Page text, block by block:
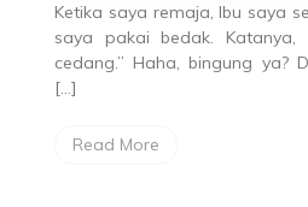
Ketika saya remaja, Ibu saya
saya pakai bedak. Katanya,
cedang.” Haha, bingung ya?
[…]
Read More